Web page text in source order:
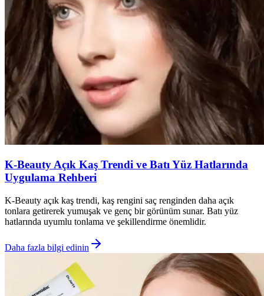
K-Beauty Açık Kaş Trendi ve Batı Yüz Hatlarında
Uygulama Rehberi
K-Beauty açık kaş trendi, kaş rengini saç renginden daha açık
tonlara getirerek yumuşak ve genç bir görünüm sunar. Batı yüz
hatlarında uyumlu tonlama ve şekillendirme önemlidir.
Daha fazla bilgi edinin